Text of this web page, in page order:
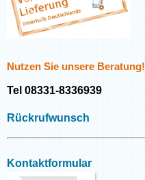
Nutzen Sie unsere Beratung!
Tel 08331-8336939
Rückrufwunsch
Kontaktformular